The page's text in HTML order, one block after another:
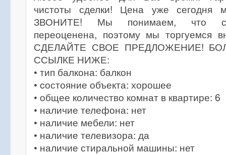
чистоты сделки! Цена уже
ЗВОНИТЕ! Мы понимаем, что
переоценена, поэтому мы
СДЕЛАЙТЕ СВОЕ ПРЕДЛОЖЕНИЕ!
ССЫЛКЕ НИЖЕ:
• тип балкона: балкон
• cостояние объекта: хорошее
• общее количество комнат в квартире: 6
• наличие телефона: нет
• наличие мебели: нет
• наличие телевизора: да
• наличие стиральной машины: нет